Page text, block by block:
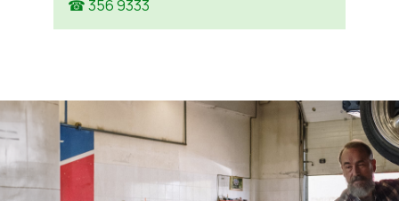
☎ 356 9333